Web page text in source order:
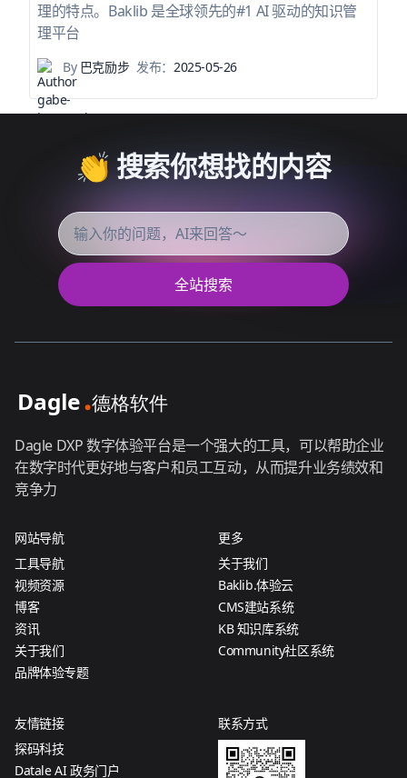
理的特点。Baklib 是全球领先的#1 AI 驱动的知识管
理平台
By巴克励步 发布：2025-05-26
👏 搜索你想找的内容
全站搜索
Dagle DXP 数字体验平台是一个强大的工具，可以帮助企业
在数字时代更好地与客户和员工互动，从而提升业务绩效和
竞争力
网站导航
工具导航
视频资源
博客
资讯
关于我们
品牌体验专题
更多
关于我们
Baklib.体验云
CMS建站系统
KB 知识库系统
Community社区系统
友情链接
探码科技
Datale AI 政务门户
联系方式